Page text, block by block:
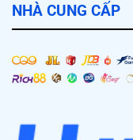
NHÀ CUNG CẤP